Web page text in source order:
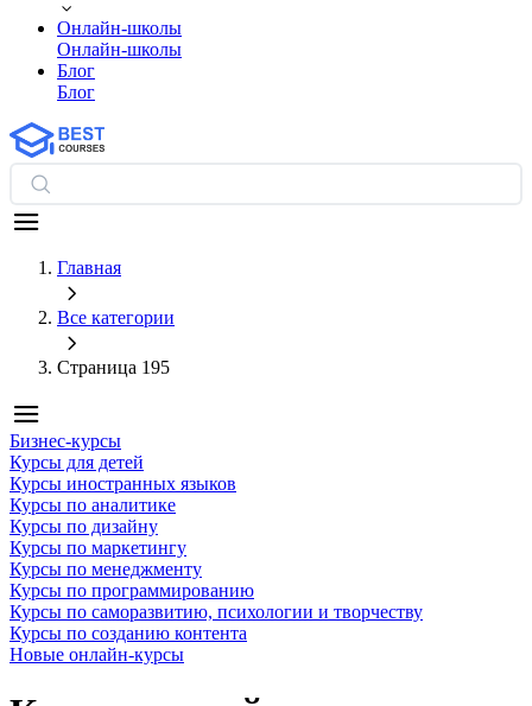
Онлайн-школы
Онлайн-школы
Блог
Блог
Главная
Все категории
Страница 195
Бизнес-курсы
Курсы для детей
Курсы иностранных языков
Курсы по аналитике
Курсы по дизайну
Курсы по маркетингу
Курсы по менеджменту
Курсы по программированию
Курсы по саморазвитию, психологии и творчеству
Курсы по созданию контента
Новые онлайн‑курсы